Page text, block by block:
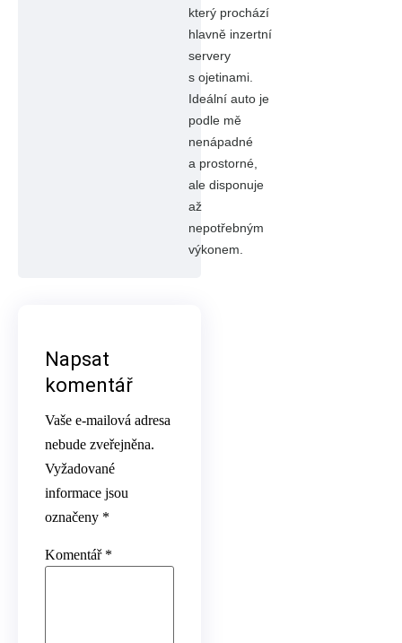
který prochází
hlavně inzertní
servery
s ojetinami.
Ideální auto je
podle mě
nenápadné
a prostorné,
ale disponuje
až
nepotřebným
výkonem.
Napsat
komentář
Vaše e-mailová adresa
nebude zveřejněna.
Vyžadované
informace jsou
označeny *
Komentář *